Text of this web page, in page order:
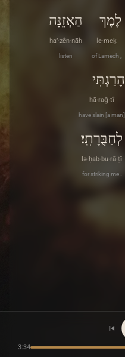
לֶמֶךְ
le·meḵ
of Lamech ,
הַאְזֵנָּה
ha’·zên·nāh
listen
הָרַגְתִּי
hā·raḡ·tî
have slain [a man]
לְחַבֻּרָתִֽי׃
lə·ḥab·bu·rā·ṯî
for striking me .
3:34